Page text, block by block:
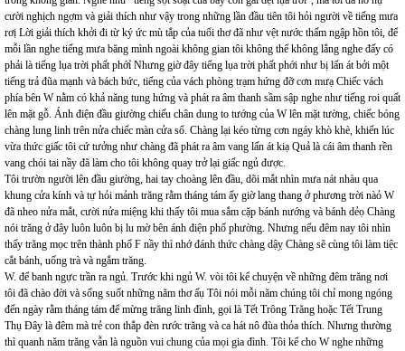
cười nghịch ngợm và giải thích như vậy trong những lần đầu tiên tôi hỏi người về tiếng mưa
rơị Lời giải thích khởi đi từ ký ức mù tắp của tuổi thơ đã như vệt nước thấm ngập hồn tôi, để
mỗi lần nghe tiếng mưa băng mình ngoài không gian tôi không thể không lắng nghe đấy có
phải là tiếng lụa trời phất phớỉ Nhưng giờ đây tiếng lụa trời phất phới như bị lấn át bởi một
tiếng trả đũa mạnh và bách bức, tiếng của vách phòng trạm hứng đỡ cơn mưạ Chiếc vách
phía bên W nằm có khả năng tung hứng và phát ra âm thanh sầm sập nghe như tiếng roi quất
lên mặt gỗ. Ánh điện đầu giường chiếu chân dung to tướng của W lên mặt tường, chiếc bóng
chàng lung linh trên nửa chiếc màn cửa sổ. Chàng lại kéo từng cơn ngáy khò khè, khiến lúc
vừa thức giấc tôi cứ tưởng như chàng đã phát ra âm vang lấn át kiạ Quả là cái âm thanh rền
vang chói tai nầy đã làm cho tôi không quay trở lại giấc ngủ được.
Tôi trườn người lên đầu giường, hai tay choàng lên đầu, dõi mắt nhìn mưa nát nhàu qua
khung cửa kính và tự hỏi mảnh trăng rằm tháng tám ấy giờ lang thang ở phương trời nàỏ W
đã nheo nửa mắt, cười nửa miệng khi thấy tôi mua sắm cặp bánh nướng và bánh dẻọ Chàng
nói trăng ở đây luôn luôn bị lu mờ bên ánh điện phố phường. Nhưng nếu đêm nay tôi nhìn
thấy trăng mọc trên thành phố F nầy thì nhớ đánh thức chàng dậỵ Chàng sẽ cùng tôi làm tiệc
cắt bánh, uống trà và ngắm trăng.
W. để banh ngực trần ra ngủ. Trước khi ngủ W. vòi tôi kể chuyện về những đêm trăng nơi
tôi đã chào đời và sống suốt những năm thơ ấụ Tôi nói mỗi năm chúng tôi chỉ mong ngóng
đến ngày rằm tháng tám để mừng trăng linh đình, gọi là Tết Trông Trăng hoặc Tết Trung
Thụ Đây là đêm mà trẻ con thắp đèn rước trăng và ca hát nô đùa thỏa thích. Nhưng thường
thì quanh năm trăng vẫn là nguồn vui chung của mọi gia đình. Tôi kể cho W nghe những